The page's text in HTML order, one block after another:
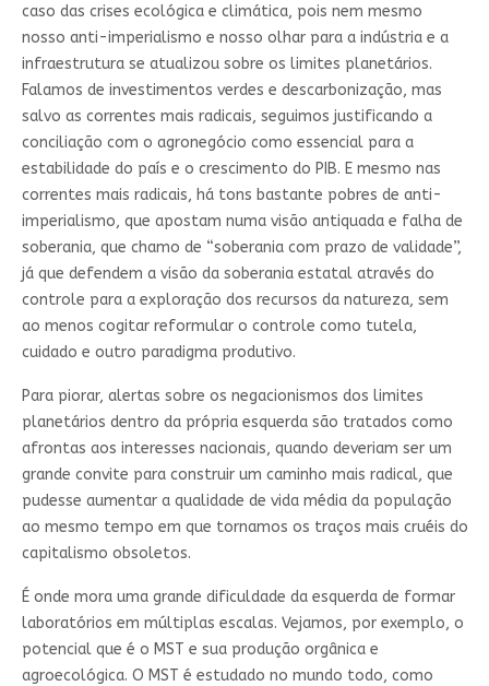
caso das crises ecológica e climática, pois nem mesmo
nosso anti-imperialismo e nosso olhar para a indústria e a
infraestrutura se atualizou sobre os limites planetários.
Falamos de investimentos verdes e descarbonização, mas
salvo as correntes mais radicais, seguimos justificando a
conciliação com o agronegócio como essencial para a
estabilidade do país e o crescimento do PIB. E mesmo nas
correntes mais radicais, há tons bastante pobres de anti-
imperialismo, que apostam numa visão antiquada e falha de
soberania, que chamo de “soberania com prazo de validade”,
já que defendem a visão da soberania estatal através do
controle para a exploração dos recursos da natureza, sem
ao menos cogitar reformular o controle como tutela,
cuidado e outro paradigma produtivo.
Para piorar, alertas sobre os negacionismos dos limites
planetários dentro da própria esquerda são tratados como
afrontas aos interesses nacionais, quando deveriam ser um
grande convite para construir um caminho mais radical, que
pudesse aumentar a qualidade de vida média da população
ao mesmo tempo em que tornamos os traços mais cruéis do
capitalismo obsoletos.
É onde mora uma grande dificuldade da esquerda de formar
laboratórios em múltiplas escalas. Vejamos, por exemplo, o
potencial que é o MST e sua produção orgânica e
agroecológica. O MST é estudado no mundo todo, como